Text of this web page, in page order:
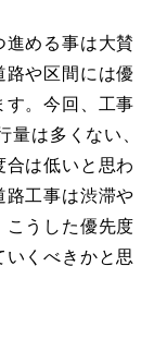
める事は大賛
路や区間には優
す。今回、工事
量は多くない、
合は低いと思わ
路工事は渋滞や
こうした優先度
くべきかと思